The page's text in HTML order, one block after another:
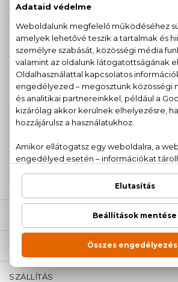
150
53.500
KAPCSOLÓDÓ TERMÉKEK
100% eredeti termékek,14 napos
Kérdésed van, elakadtál? Hívd
20 779 1924
SZÁLLÍTÁS